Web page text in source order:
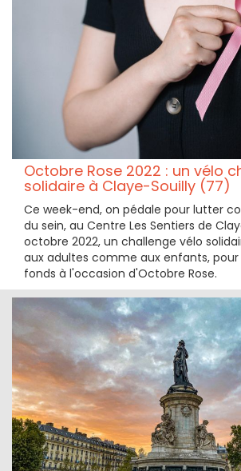
Octobre Rose 2022 : un vélo
solidaire à Claye-Souilly (77)
Ce week-end, on pédale pour lutter
du sein, au Centre Les Sentiers de
octobre 2022, un challenge vélo
aux adultes comme aux enfants,
fonds à l'occasion d'Octobre Rose.